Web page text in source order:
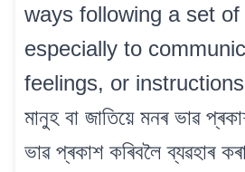
ways following a set of
especially to
feelings, or
মানুহ বা জাতিয়ে মনৰ ভাৱ
ভাৱ প্ৰকাশ কৰিবলৈ ব্যৱহাৰ